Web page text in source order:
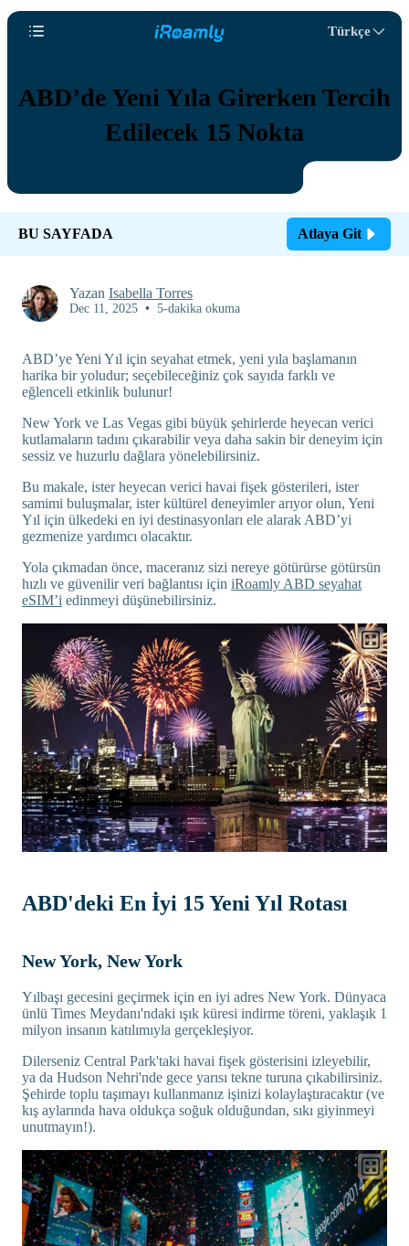
Türkçe
ABD’de Yeni Yıla Girerken Tercih
Edilecek 15 Nokta
BU SAYFADA Atlaya Git
Yazan Isabella Torres
Dec 11, 2025 • 5-dakika okuma
ABD’ye Yeni Yıl için seyahat etmek, yeni yıla başlamanın
harika bir yoludur; seçebileceğiniz çok sayıda farklı ve
eğlenceli etkinlik bulunur!
New York ve Las Vegas gibi büyük şehirlerde heyecan verici
kutlamaların tadını çıkarabilir veya daha sakin bir deneyim için
sessiz ve huzurlu dağlara yönelebilirsiniz.
Bu makale, ister heyecan verici havai fişek gösterileri, ister
samimi buluşmalar, ister kültürel deneyimler arıyor olun, Yeni
Yıl için ülkedeki en iyi destinasyonları ele alarak ABD’yi
gezmenize yardımcı olacaktır.
Yola çıkmadan önce, maceranız sizi nereye götürürse götürsün
hızlı ve güvenilir veri bağlantısı için iRoamly ABD seyahat
eSIM’i edinmeyi düşünebilirsiniz.
ABD'deki En İyi 15 Yeni Yıl Rotası
New York, New York
Yılbaşı gecesini geçirmek için en iyi adres New York. Dünyaca
ünlü Times Meydanı'ndaki ışık küresi indirme töreni, yaklaşık 1
milyon insanın katılımıyla gerçekleşiyor.
Dilerseniz Central Park'taki havai fişek gösterisini izleyebilir,
ya da Hudson Nehri'nde gece yarısı tekne turuna çıkabilirsiniz.
Şehirde toplu taşımayı kullanmanız işinizi kolaylaştıracaktır (ve
kış aylarında hava oldukça soğuk olduğundan, sıkı giyinmeyi
unutmayın!).